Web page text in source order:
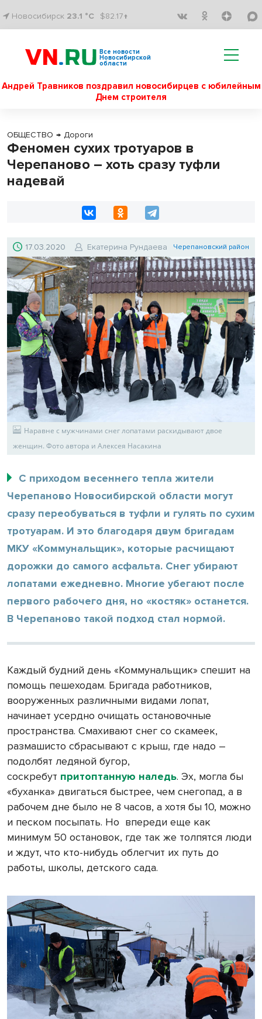
Новосибирск 23.1 °C $82.17↑
Все новости
Новосибирской
области
Андрей Травников поздравил новосибирцев с юбилейным
Днем строителя
ОБЩЕСТВО → Дороги
Феномен сухих тротуаров в
Черепаново – хоть сразу туфли
надевай
17.03.2020 Екатерина Рундаева Черепановский район
Наравне с мужчинами снег лопатами раскидывают двое
женщин. Фото автора и Алексея Насакина
С приходом весеннего тепла жители
Черепаново Новосибирской области могут
сразу переобуваться в туфли и гулять по сухим
тротуарам. И это благодаря двум бригадам
МКУ «Коммунальщик», которые расчищают
дорожки до самого асфальта. Снег убирают
лопатами ежедневно. Многие убегают после
первого рабочего дня, но «костяк» останется.
В Черепаново такой подход стал нормой.
Каждый будний день «Коммунальщик» спешит на
помощь пешеходам. Бригада работников,
вооруженных различными видами лопат,
начинает усердно очищать остановочные
пространства. Смахивают снег со скамеек,
размашисто сбрасывают с крыш, где надо –
подолбят ледяной бугор,
соскребут притоптанную наледь. Эх, могла бы
«буханка» двигаться быстрее, чем снегопад, а в
рабочем дне было не 8 часов, а хотя бы 10, можно
и песком посыпать. Но впереди еще как
минимум 50 остановок, где так же толпятся люди
и ждут, что кто-нибудь облегчит их путь до
работы, школы, детского сада.